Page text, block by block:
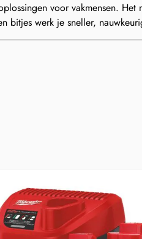
voor vakmensen.
bitjes werk je sneller,